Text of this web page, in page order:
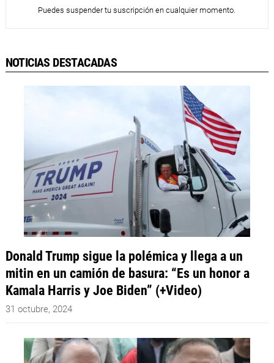
Puedes suspender tu suscripción en cualquier momento.
NOTICIAS DESTACADAS
Donald Trump sigue la polémica y llega a un
mitin en un camión de basura: “Es un honor a
Kamala Harris y Joe Biden” (+Video)
31 octubre, 2024